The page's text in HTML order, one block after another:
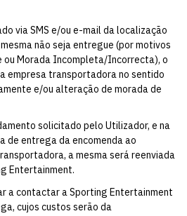
via SMS e/ou e-mail da localização
não seja entregue (por motivos
ou Morada Incompleta/Incorrecta), o
empresa transportadora no sentido
e/ou alteração de morada de
solicitado pelo Utilizador, e na
de entrega da encomenda ao
a mesma será reenviada
Entertainment.
a contactar a Sporting Entertainment
cujos custos serão da